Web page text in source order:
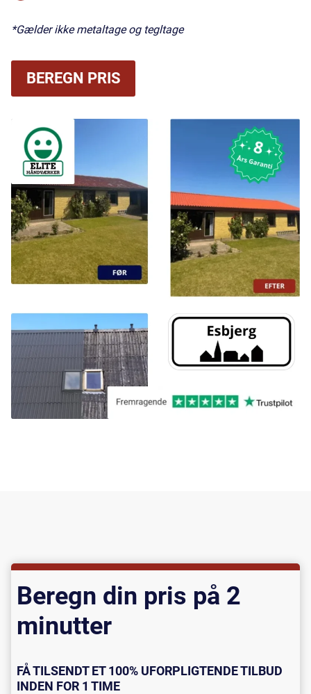
*Gælder ikke metaltage og tegltage
BEREGN PRIS
Beregn din pris på 2
minutter
FÅ TILSENDT ET 100% UFORPLIGTENDE TILBUD
INDEN FOR 1 TIME